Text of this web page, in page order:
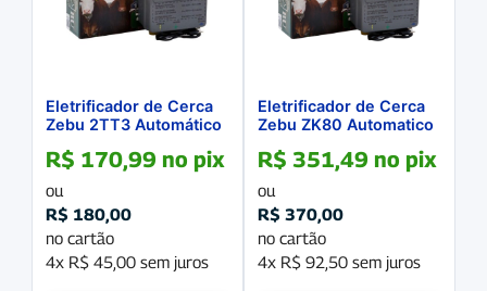
Eletrificador de Cerca
Zebu 2TT3 Automático
R$ 170,99 no pix
ou
R$ 180,00
no cartão
4x R$ 45,00 sem juros
Eletrificador de Cerca
Zebu ZK80 Automatico
R$ 351,49 no pix
ou
R$ 370,00
no cartão
4x R$ 92,50 sem juros